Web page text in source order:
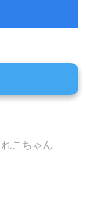
こちゃん